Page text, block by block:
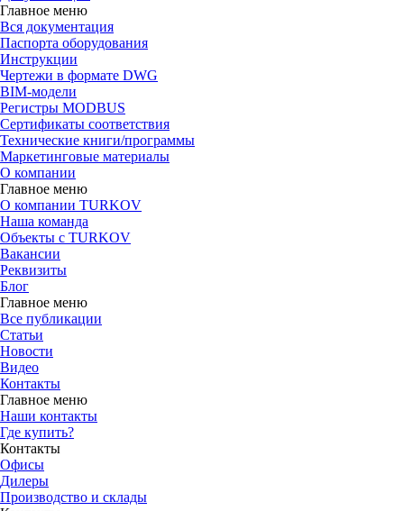
Главное меню
Вся документация
Паспорта оборудования
Инструкции
Чертежи в формате DWG
BIM-модели
Регистры MODBUS
Сертификаты соответствия
Технические книги/программы
Маркетинговые материалы
О компании
Главное меню
О компании TURKOV
Наша команда
Объекты с TURKOV
Вакансии
Реквизиты
Блог
Главное меню
Все публикации
Статьи
Новости
Видео
Контакты
Главное меню
Наши контакты
Где купить?
Контакты
Офисы
Дилеры
Производство и склады